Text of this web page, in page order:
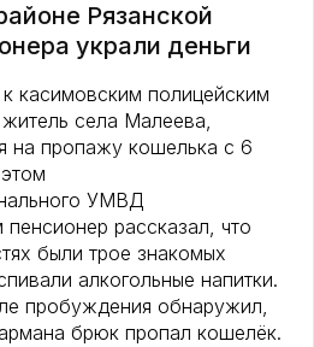
Рязанской
украли деньги
касимовским полицейским
села Малеева,
на пропажу кошелька с 6
УМВД
рассказал, что
были трое знакомых
алкогольные напитки.
пробуждения обнаружил,
брюк пропал кошелёк.